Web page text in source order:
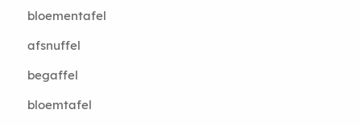
bloementafel
afsnuffel
begaffel
bloemtafel